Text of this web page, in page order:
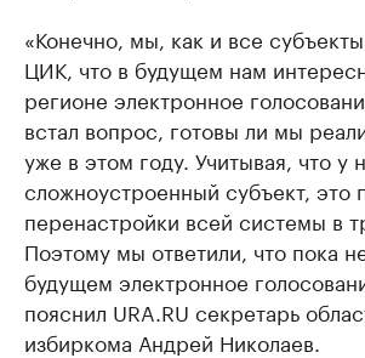
«Конечно, мы, как и все
ЦИК, что в будущем нам
регионе электронное
встал вопрос, готовы ли мы
уже в этом году. Учитывая, что у
сложноустроенный субъект, это
перенастройки всей системы в
Поэтому мы ответили, что пока
будущем электронное
пояснил URA.RU секретарь
избиркома Андрей Николаев.